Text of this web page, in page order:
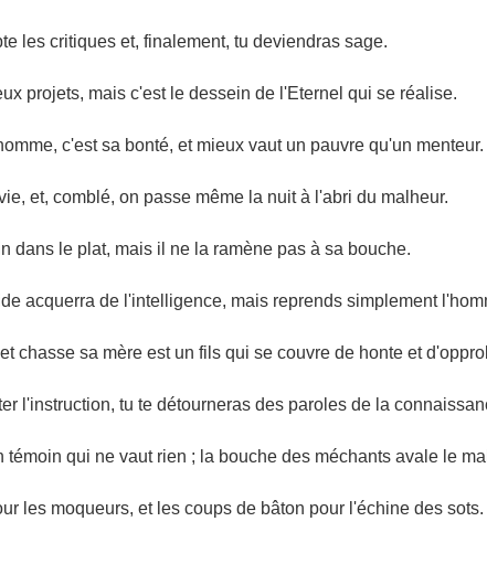
les critiques et, finalement, tu deviendras sage.
projets, mais c'est le dessein de l'Eternel qui se réalise.
c'est sa bonté, et mieux vaut un pauvre qu'un menteur.
et, comblé, on passe même la nuit à l'abri du malheur.
dans le plat, mais il ne la ramène pas à sa bouche.
acquerra de l'intelligence, mais reprends simplement
chasse sa mère est un fils qui se couvre de honte et
l'instruction, tu te détourneras des paroles de la
témoin qui ne vaut rien ; la bouche des méchants avale le
les moqueurs, et les coups de bâton pour l'échine des sots.